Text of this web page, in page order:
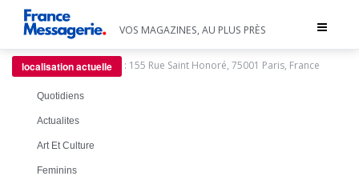
Toggle
VOS MAGAZINES, AU PLUS PRÈS
localisation actuelle : 155 Rue Saint Honoré, 75001 Paris, France
Quotidiens
Actualites
Art Et Culture
Feminins